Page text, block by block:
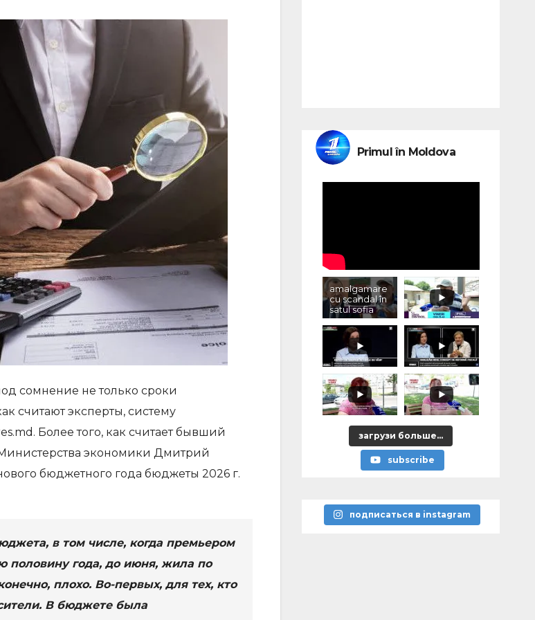
сомнение не только сроки
считают эксперты, систему
Более того, как считает бывший
экономики Дмитрий
бюджетного года бюджеты 2026 г.
в том числе, когда премьером
половину года, до июня, жила по
плохо. Во-первых, для тех, кто
В бюджете была
Primul în Moldova
amalgamare
cu scandal în
satul sofia
загрузи больше...
subscribe
подписаться в instagram